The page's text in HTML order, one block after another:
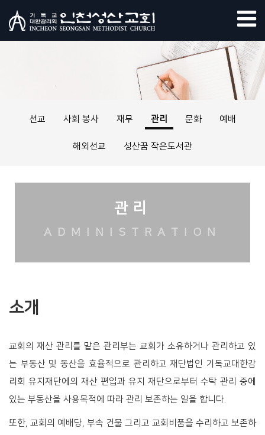
선교 사회 봉사 재무 관리 문화 예배
해외선교 성산꿈 작은도서관
관리
ADMINISTRATION
소개
교회의 재산 관리를 맡은 관리부는 교회가 소유하거나 관리하고 있
는 부동산 및 동산을 효율적으로 관리하고 재단법인 기독교대한감
리회 유지재단에의 재산 편입과 유지 재단으로부터 수탁 관리 중에
있는 부동산을 사용목적에 따라 관리 보존하는 일을 합니다.
또한, 교회의 예배당, 부속 건물 그리고 교회비품을 수리하고 보존하